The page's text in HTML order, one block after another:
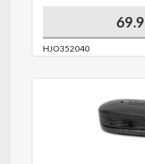
HJO352040